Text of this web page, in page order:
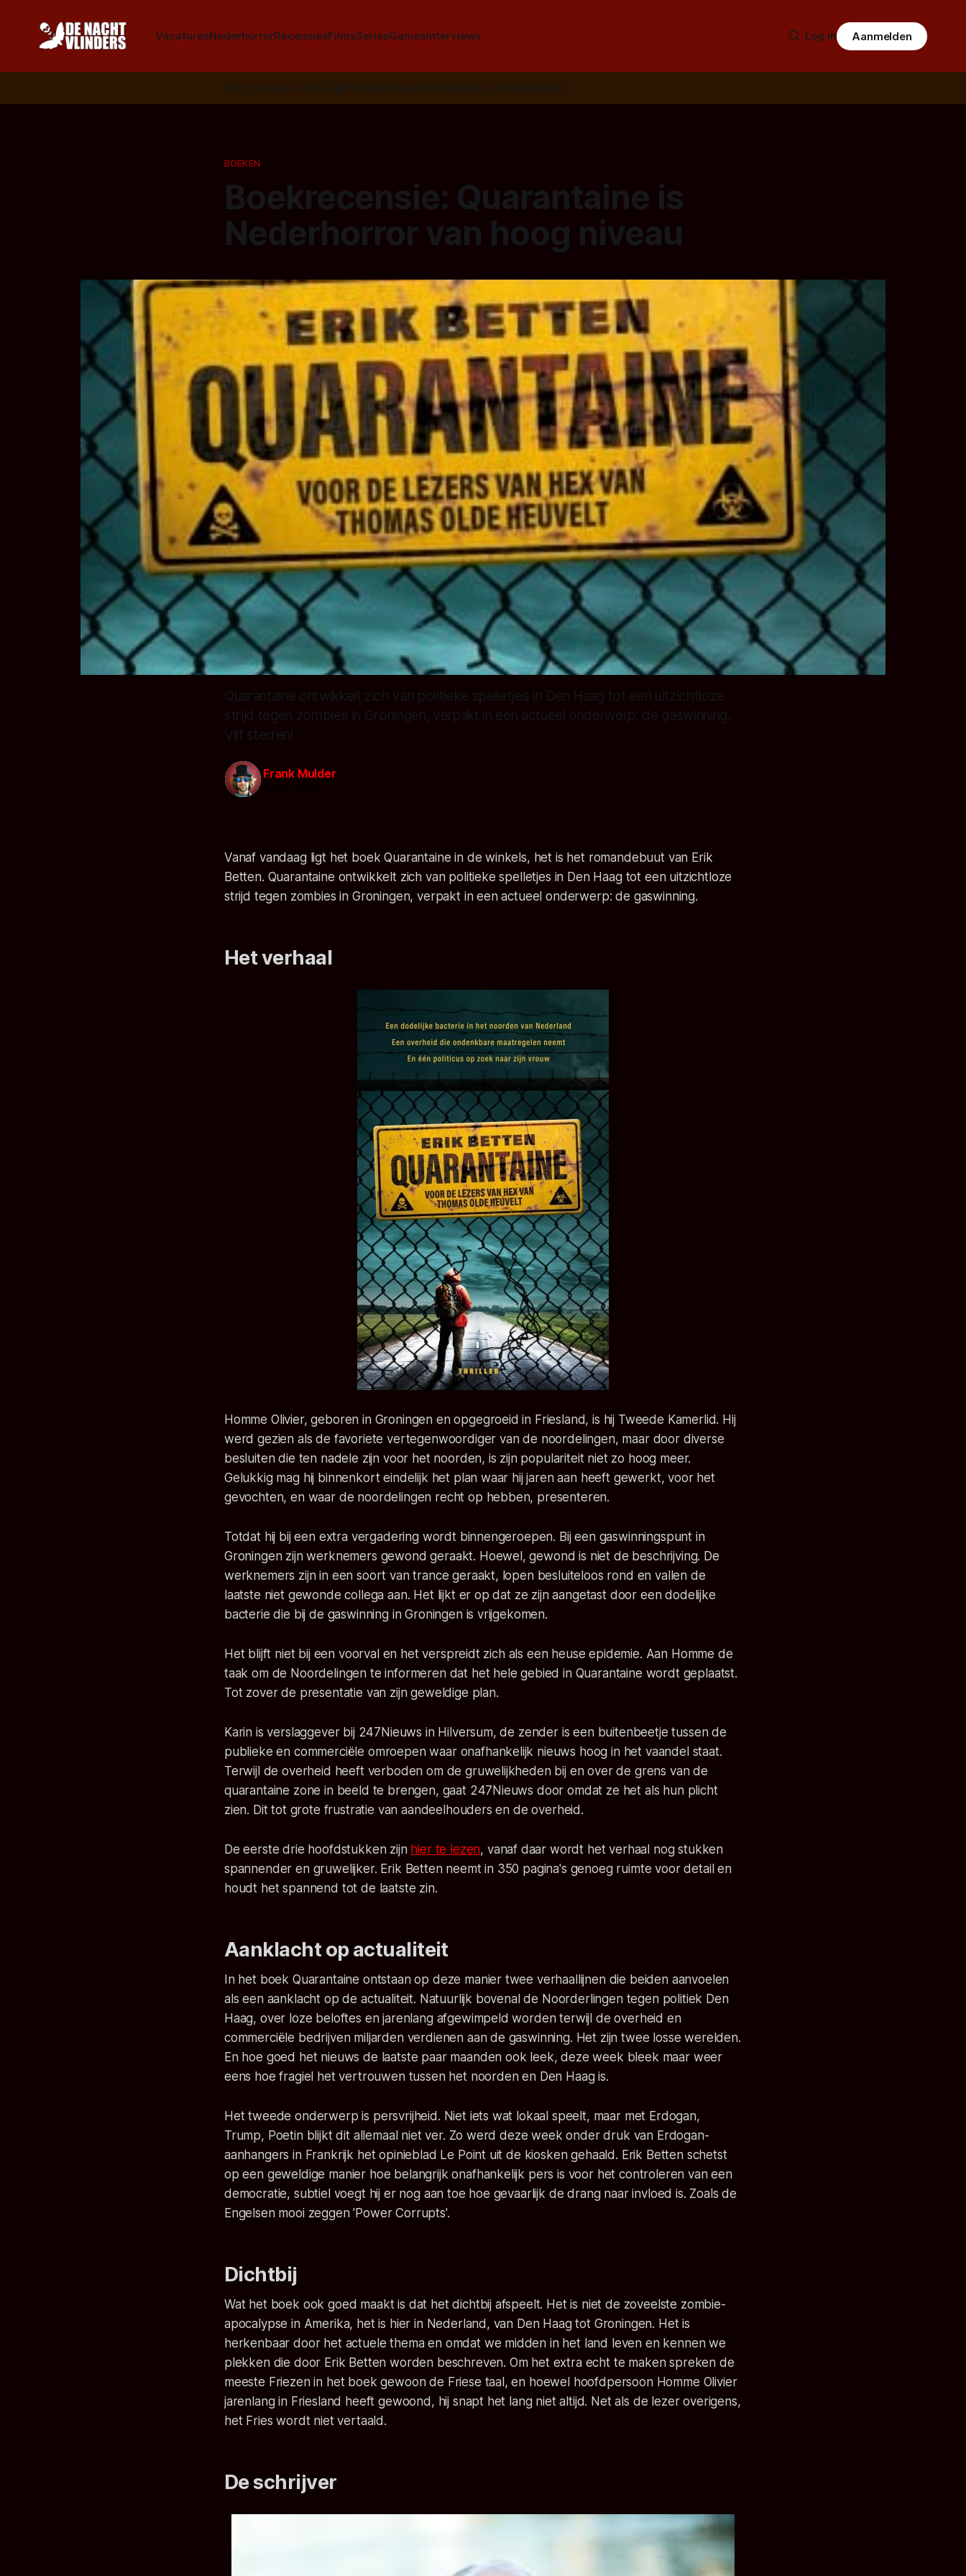
VacaturesNederhorrorRecensiesFilmsSeriesGamesInterviews Log in Aanmelden
Volg ons op: 📣 RSS 📰 Google News 🦋 Bluesky ✉️ Nieuwsbrief
BOEKEN
Boekrecensie: Quarantaine is
Nederhorror van hoog niveau
Quarantaine ontwikkelt zich van politieke spelletjes in Den Haag tot een uitzichtloze
strijd tegen zombies in Groningen, verpakt in een actueel onderwerp: de gaswinning.
Vijf sterren!
Frank Mulder
Vanaf vandaag ligt het boek Quarantaine in de winkels, het is het romandebuut van Erik
Betten. Quarantaine ontwikkelt zich van politieke spelletjes in Den Haag tot een uitzichtloze
strijd tegen zombies in Groningen, verpakt in een actueel onderwerp: de gaswinning.
Het verhaal
Homme Olivier, geboren in Groningen en opgegroeid in Friesland, is hij Tweede Kamerlid. Hij
werd gezien als de favoriete vertegenwoordiger van de noordelingen, maar door diverse
besluiten die ten nadele zijn voor het noorden, is zijn populariteit niet zo hoog meer.
Gelukkig mag hij binnenkort eindelijk het plan waar hij jaren aan heeft gewerkt, voor het
gevochten, en waar de noordelingen recht op hebben, presenteren.
Totdat hij bij een extra vergadering wordt binnengeroepen. Bij een gaswinningspunt in
Groningen zijn werknemers gewond geraakt. Hoewel, gewond is niet de beschrijving. De
werknemers zijn in een soort van trance geraakt, lopen besluiteloos rond en vallen de
laatste niet gewonde collega aan. Het lijkt er op dat ze zijn aangetast door een dodelijke
bacterie die bij de gaswinning in Groningen is vrijgekomen.
Het blijft niet bij een voorval en het verspreidt zich als een heuse epidemie. Aan Homme de
taak om de Noordelingen te informeren dat het hele gebied in Quarantaine wordt geplaatst.
Tot zover de presentatie van zijn geweldige plan.
Karin is verslaggever bij 247Nieuws in Hilversum, de zender is een buitenbeetje tussen de
publieke en commerciële omroepen waar onafhankelijk nieuws hoog in het vaandel staat.
Terwijl de overheid heeft verboden om de gruwelijkheden bij en over de grens van de
quarantaine zone in beeld te brengen, gaat 247Nieuws door omdat ze het als hun plicht
zien. Dit tot grote frustratie van aandeelhouders en de overheid.
De eerste drie hoofdstukken zijn hier te lezen, vanaf daar wordt het verhaal nog stukken
spannender en gruwelijker. Erik Betten neemt in 350 pagina's genoeg ruimte voor detail en
houdt het spannend tot de laatste zin.
Aanklacht op actualiteit
In het boek Quarantaine ontstaan op deze manier twee verhaallijnen die beiden aanvoelen
als een aanklacht op de actualiteit. Natuurlijk bovenal de Noorderlingen tegen politiek Den
Haag, over loze beloftes en jarenlang afgewimpeld worden terwijl de overheid en
commerciële bedrijven miljarden verdienen aan de gaswinning. Het zijn twee losse werelden.
En hoe goed het nieuws de laatste paar maanden ook leek, deze week bleek maar weer
eens hoe fragiel het vertrouwen tussen het noorden en Den Haag is.
Het tweede onderwerp is persvrijheid. Niet iets wat lokaal speelt, maar met Erdogan,
Trump, Poetin blijkt dit allemaal niet ver. Zo werd deze week onder druk van Erdogan-
aanhangers in Frankrijk het opinieblad Le Point uit de kiosken gehaald. Erik Betten schetst
op een geweldige manier hoe belangrijk onafhankelijk pers is voor het controleren van een
democratie, subtiel voegt hij er nog aan toe hoe gevaarlijk de drang naar invloed is. Zoals de
Engelsen mooi zeggen 'Power Corrupts'.
Dichtbij
Wat het boek ook goed maakt is dat het dichtbij afspeelt. Het is niet de zoveelste zombie-
apocalypse in Amerika, het is hier in Nederland, van Den Haag tot Groningen. Het is
herkenbaar door het actuele thema en omdat we midden in het land leven en kennen we
plekken die door Erik Betten worden beschreven. Om het extra echt te maken spreken de
meeste Friezen in het boek gewoon de Friese taal, en hoewel hoofdpersoon Homme Olivier
jarenlang in Friesland heeft gewoond, hij snapt het lang niet altijd. Net als de lezer overigens,
het Fries wordt niet vertaald.
De schrijver